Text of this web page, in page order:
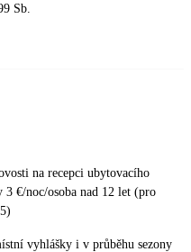
Sb.
na recepci ubytovacího
€/noc/osoba nad 12 let (pro
vyhlášky i v průběhu sezony